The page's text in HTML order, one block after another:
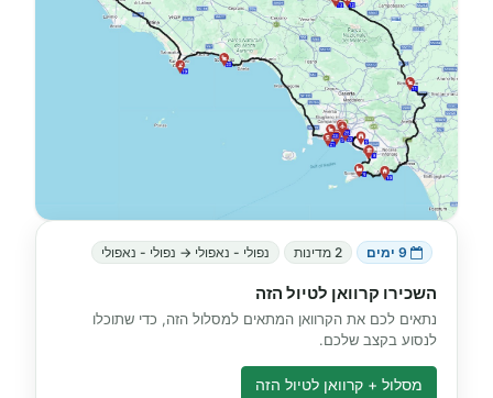
2 מדינות נפולי - נאפולי → נפולי - נאפולי
השכירו קרוואן לטיול הזה
נתאים לכם את הקרוואן המתאים למסלול הזה, כדי שתוכלו
לנסוע בקצב שלכם.
מסלול + קרוואן לטיול הזה